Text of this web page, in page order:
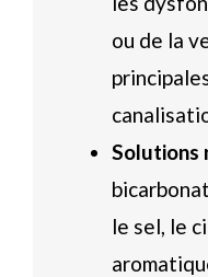
ou de la
Solutions
le sel, le